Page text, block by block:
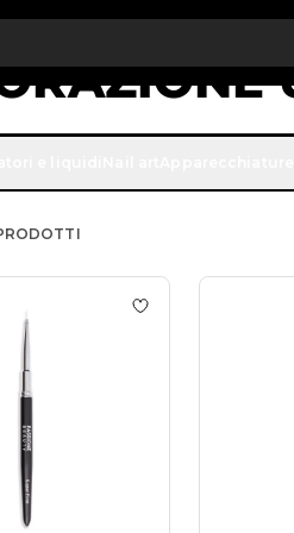
a partire da 250€
Kolinsky ai pennelli in
Doppia Punta Trendy
Aggiungi alla